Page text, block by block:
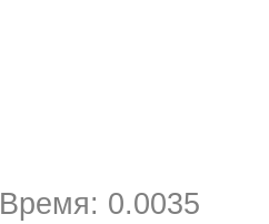
Время: 0.0035